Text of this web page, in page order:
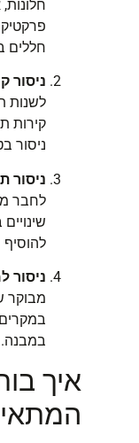
חללים
ניסור
לשנות
קירות
ניסור
ניסור
לחבר
להוסיף
ניסור
מבוקר
במבנה.
איך